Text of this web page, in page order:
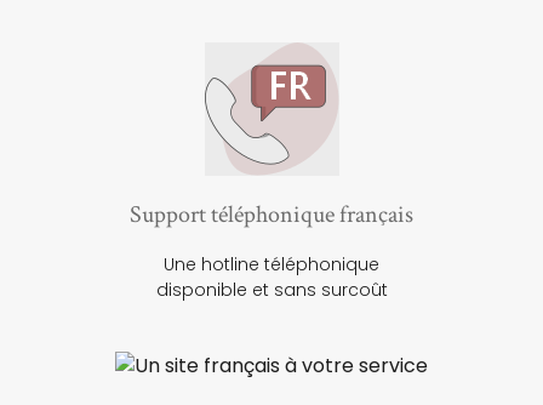
Support téléphonique français
Une hotline téléphonique
disponible et sans surcoût